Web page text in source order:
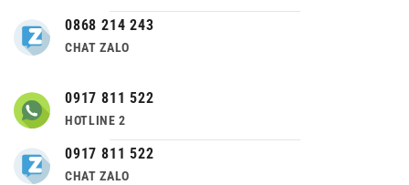
0868 214 243
CHAT ZALO
0917 811 522
HOTLINE 2
0917 811 522
CHAT ZALO